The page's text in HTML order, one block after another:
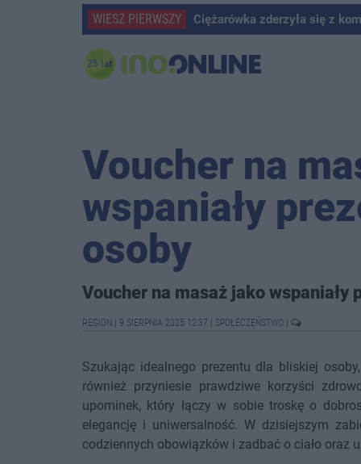
WIESZ PIERWSZY Ciężarówka zderzyła się z
Voucher na
wspaniały
osoby
Voucher na masaż jako
REGION 9 SIERPNIA 2025 12:37 SPOŁECZEŃSTWO
Szukając idealnego prezentu dla bliskiej
również przyniesie prawdziwe korzyści
upominek, który łączy w sobie troskę o
elegancję i uniwersalność. W dzisiejszym
codziennych obowiązków i zadbać o ciało oraz